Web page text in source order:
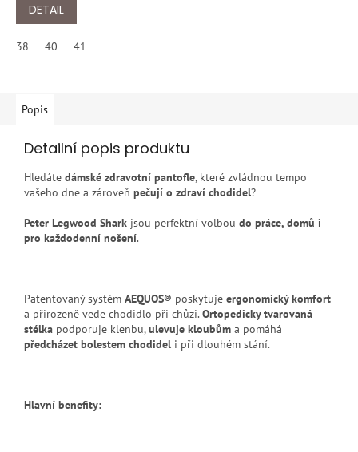
DETAIL
38 40 41
Popis
Detailní popis produktu
Hledáte dámské zdravotní pantofle, které zvládnou tempo
vašeho dne a zároveň pečují o zdraví chodidel?
Peter Legwood Shark jsou perfektní volbou do práce, domů i
pro každodenní nošení.
Patentovaný systém AEQUOS® poskytuje ergonomický komfort
a přirozeně vede chodidlo při chůzi.Ortopedicky tvarovaná
stélka podporuje klenbu,ulevuje kloubům a pomáhá
předcházet bolestem chodidel i při dlouhém stání.
Hlavní benefity: